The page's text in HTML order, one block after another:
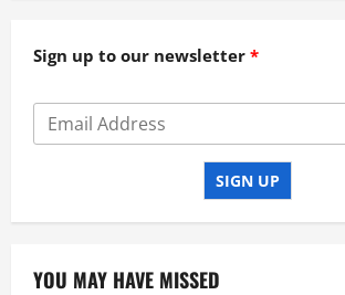
Sign up to our newsletter
SIGN UP
YOU MAY HAVE MISSED